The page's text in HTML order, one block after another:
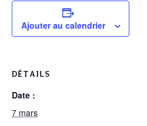
Ajouter au calendrier
DÉTAILS
Date :
7 mars